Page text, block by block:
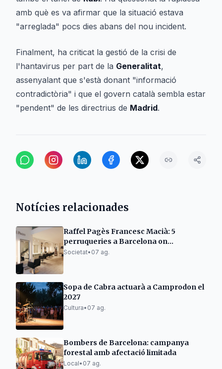
amb què es va afirmar que la situació estava
"arreglada" pocs dies abans del nou incident.
Finalment, ha criticat la gestió de la crisi de
l'hantavirus per part de la Generalitat,
assenyalant que s'està donant "informació
contradictòria" i que el govern català sembla estar
"pendent" de les directrius de Madrid.
Notícies relacionades
Raffel Pagès Francesc Macià: 5
perruqueries a Barcelona on
l'excel·lència no és tendència, sinó una
Societat• 07 ag.
Sopa de Cabra actuarà a Camprodon el
2027
Cultura• 07 ag.
Bombers de Barcelona: campanya
forestal amb afectació limitada
Local• 07 ag.